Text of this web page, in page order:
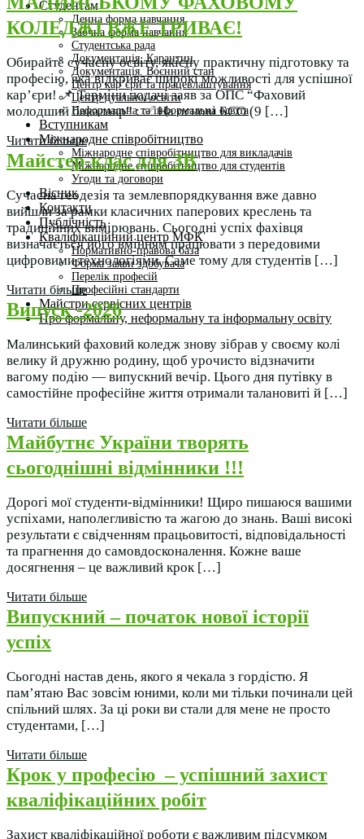
Студентам
Денна форма навчання
Заочна форма навчання
Студентська рада
Документація. Карантин
Документація. Воєнний стан
Центр кар’єри та працевлаштування
Центр дуальної освіти
Неформальна та інформальна освіта
Вступникам
Міжнародне співробітництво
Міжнародне співробітництво для викладачів
Міжнародне співробітництво для студентів
Угоди та договори
Вісник
Контакти
Публічність
Кваліфікаційний центр МФК
Нормативно-правова база
Форма заяви здобувача
Перелік професій
Професійні стандарти
Майстри сервісних центрів
Про формальну, неформальну та інформальну освіту
КОЛЕДЖІ ВЖЕ ТРИВАЄ!
Обирайте сучасну освіту, якісну практичну підготовку та
професію, яка відкриває широкі можливості для успішної
кар’єри! 📌 Терміни подачі заяв за ОПС “Фаховий
молодший бакалавр” : ✅ На основі БСО (9 […]
Читати більше
Майстер-клас для ЗВ
Сучасна геодезія та землевпорядкування вже давно
вийшли за рамки класичних паперових креслень та
традиційних вимірювань. Сьогодні успіх фахівця
визначається його вмінням працювати з передовими
цифровими технологіями. Саме тому для студентів […]
Читати більше
Випуск -2026
Малинський фаховий коледж знову зібрав у своєму колі
велику й дружню родину, щоб урочисто відзначити
вагому подію — випускний вечір. Цього дня путівку в
самостійне професійне життя отримали талановиті й […]
Читати більше
Майбутнє України творять
сьогоднішні відмінники !!!
Дорогі мої студенти-відмінники! Щиро пишаюся вашими
успіхами, наполегливістю та жагою до знань. Ваші високі
результати є свідченням працьовитості, відповідальності
та прагнення до самовдосконалення. Кожне ваше
досягнення – це важливий крок […]
Читати більше
Випускний – початок нової історії
успіх
Сьогодні настав день, якого я чекала з гордістю. Я
пам’ятаю Вас зовсім юними, коли ми тільки починали цей
спільний шлях. За ці роки ви стали для мене не просто
студентами, […]
Читати більше
Крок у професію – успішний захист
кваліфікаційних робіт
Захист кваліфікаційної роботи є важливим підсумком